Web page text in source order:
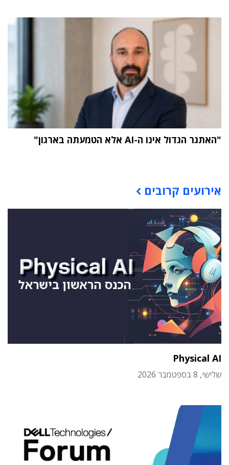
"האתגר הגדול אינו ה-AI אלא הטמעתה בארגון"
אירועים קרובים
Physical AI
שלישי, 8 בספטמבר 2026